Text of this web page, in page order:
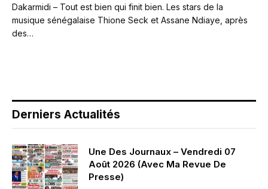
Dakarmidi – Tout est bien qui finit bien. Les stars de la
musique sénégalaise Thione Seck et Assane Ndiaye, après
des…
Derniers Actualités
Une Des Journaux – Vendredi 07
Août 2026 (Avec Ma Revue De
Presse)